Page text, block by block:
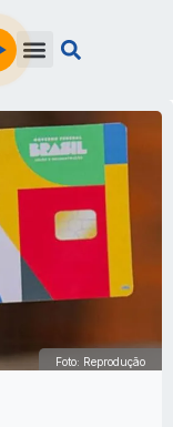
Foto: Reprodução